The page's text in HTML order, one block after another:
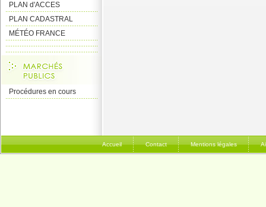
PLAN d'ACCES
PLAN CADASTRAL
MÉTÉO FRANCE
Procédures en cours
Accueil Contact Mentions légales